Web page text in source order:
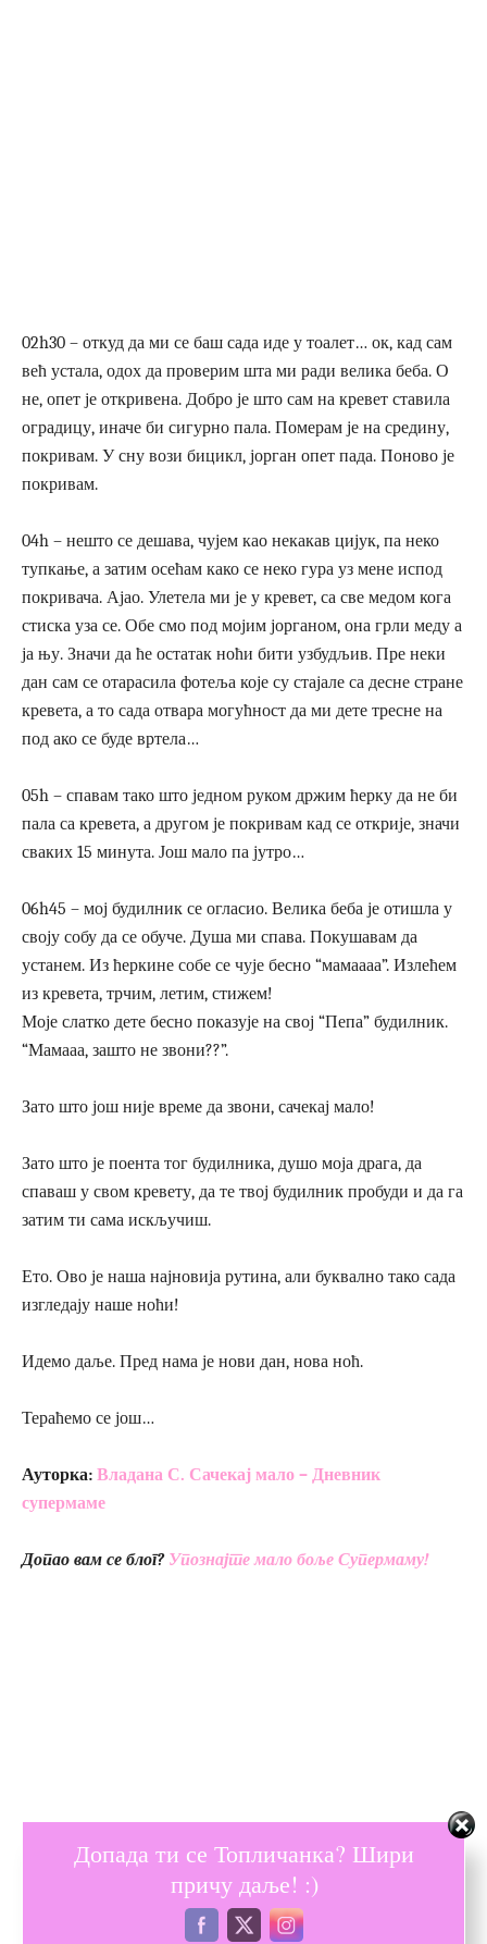
02h30 – откуд да ми се баш сада иде у тоалет… ок, кад сам
већ устала, одох да проверим шта ми ради велика беба. О
не, опет је откривена. Добро је што сам на кревет ставила
оградицу, иначе би сигурно пала. Померам је на средину,
покривам. У сну вози бицикл, јорган опет пада. Поново је
покривам.
04h – нешто се дешава, чујем као некакав цијук, па неко
тупкање, а затим осећам како се неко гура уз мене испод
покривача. Ајао. Улетела ми је у кревет, са све медом кога
стиска уза се. Обе смо под мојим јорганом, она грли меду а
ја њу. Значи да ће остатак ноћи бити узбудљив. Пре неки
дан сам се отарасила фотеља које су стајале са десне стране
кревета, а то сада отвара могућност да ми дете тресне на
под ако се буде вртела…
05h – спавам тако што једном руком држим ћерку да не би
пала са кревета, а другом је покривам кад се открије, значи
сваких 15 минута. Још мало па јутро…
06h45 – мој будилник се огласио. Велика беба је отишла у
своју собу да се обуче. Душа ми спава. Покушавам да
устанем. Из ћеркине собе се чује бесно “мамаааа”. Излећем
из кревета, трчим, летим, стижем!
Моје слатко дете бесно показује на свој “Пепа” будилник.
“Мамааа, зашто не звони??”.
Зато што још није време да звони, сачекај мало!
Зато што је поента тог будилника, душо моја драга, да
спаваш у свом кревету, да те твој будилник пробуди и да га
затим ти сама искључиш.
Ето. Ово је наша најновија рутина, али буквално тако сада
изгледају наше ноћи!
Идемо даље. Пред нама је нови дан, нова ноћ.
Тераћемо се још…
Ауторка: Владана С. Сачекај мало – Дневник
супермаме
Допао вам се блог? Упознајте мало боље Супермаму!
Допада ти се Топличанка? Шири
причу даље! :)